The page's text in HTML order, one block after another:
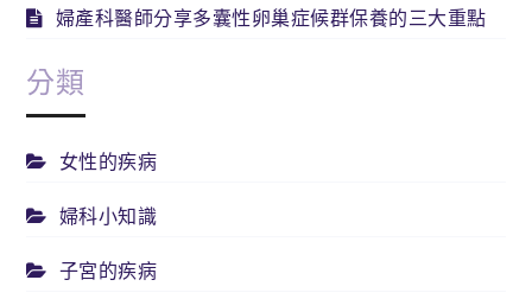
婦產科醫師分享多囊性卵巢症候群保養的三大重點
分類
女性的疾病
婦科小知識
子宮的疾病